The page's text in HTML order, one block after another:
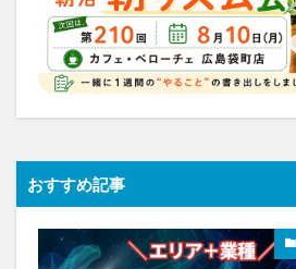
おすすめ記事